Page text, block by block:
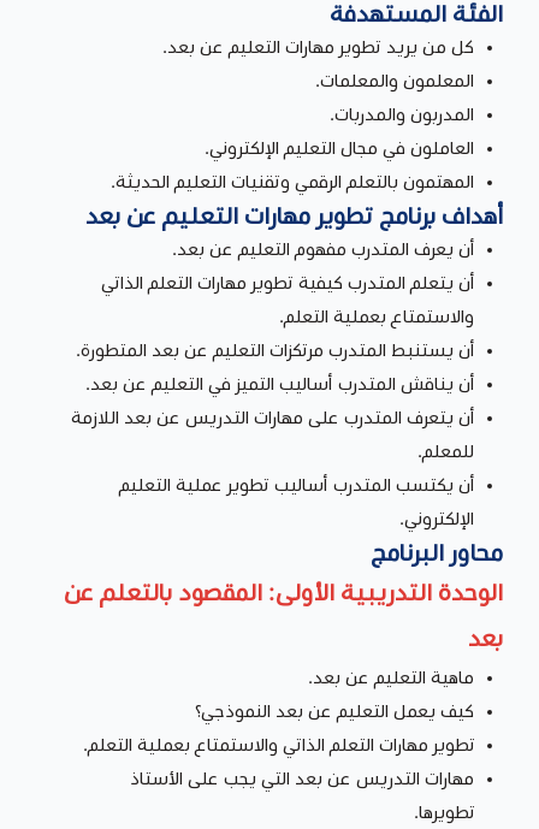
الفئة المستهدفة
كل من يريد تطوير مهارات التعليم عن بعد.
المعلمون والمعلمات.
المدربون والمدربات.
العاملون في مجال التعليم الإلكتروني.
المهتمون بالتعلم الرقمي وتقنيات التعليم الحديثة.
أهداف برنامج تطوير مهارات التعليم عن بعد
أن يعرف المتدرب مفهوم التعليم عن بعد.
أن يتعلم المتدرب كيفية تطوير مهارات التعلم الذاتي
والاستمتاع بعملية التعلم.
أن يستنبط المتدرب مرتكزات التعليم عن بعد المتطورة.
أن يناقش المتدرب أساليب التميز في التعليم عن بعد.
أن يتعرف المتدرب على مهارات التدريس عن بعد اللازمة
للمعلم.
أن يكتسب المتدرب أساليب تطوير عملية التعليم
الإلكتروني.
محاور البرنامج
الوحدة التدريبية الأولى: المقصود بالتعلم عن
بعد
ماهية التعليم عن بعد.
كيف يعمل التعليم عن بعد النموذجي؟
تطوير مهارات التعلم الذاتي والاستمتاع بعملية التعلم.
مهارات التدريس عن بعد التي يجب على الأستاذ
تطويرها.